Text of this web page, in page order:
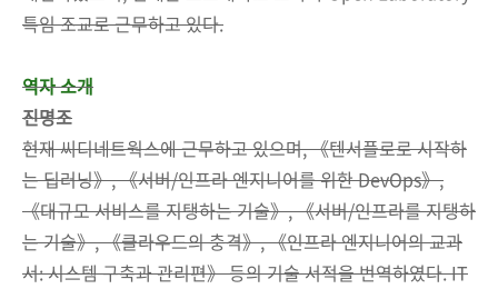
특임 조교로 근무하고 있다.
역자 소개
진명조
현재 씨디네트웍스에 근무하고 있으며, 《텐서플로로 시작하
는 딥러닝》, 《서버/인프라 엔지니어를 위한 DevOps》,
《대규모 서비스를 지탱하는 기술》, 《서버/인프라를 지탱하
는 기술》, 《클라우드의 충격》, 《인프라 엔지니어의 교과
서: 시스템 구축과 관리편》 등의 기술 서적을 번역하였다. IT